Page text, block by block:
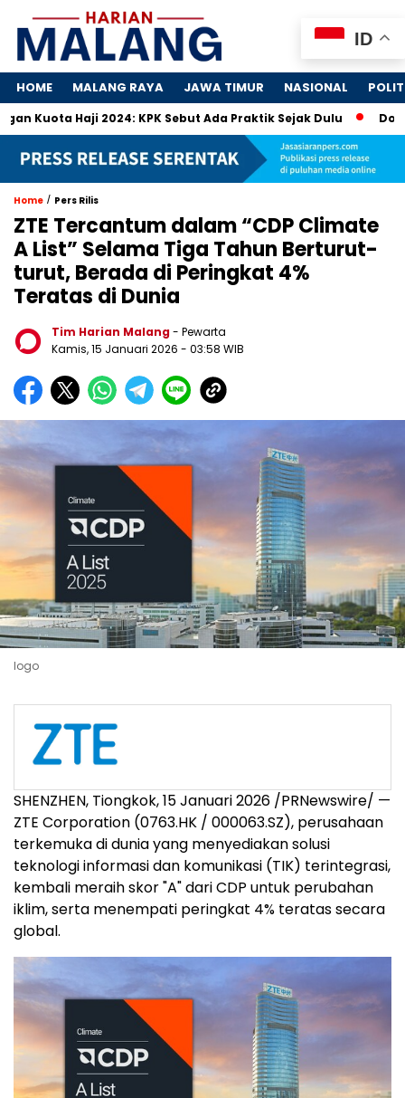
HOME MALANG RAYA JAWA TIMUR NASIONAL
Haji 2024: KPK Sebut Ada Praktik Sejak Dulu Dosa-Dosa
Home / Pers Rilis
ZTE Tercantum dalam “CDP Climate
A List” Selama Tiga Tahun Berturut-
turut, Berada di Peringkat 4%
Teratas di Dunia
Tim Harian Malang- Pewarta
Kamis, 15 Januari 2026 - 03:58 WIB
logo
SHENZHEN, Tiongkok,15 Januari 2026 /PRNewswire/ —
ZTE Corporation (0763.HK / 000063.SZ), perusahaan
terkemuka di dunia yang menyediakan solusi
teknologi informasi dan komunikasi (TIK) terintegrasi,
kembali meraih skor "A" dari CDP untuk perubahan
iklim, serta menempati peringkat 4% teratas secara
global.
ID